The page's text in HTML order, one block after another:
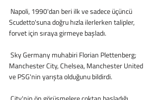
Scudetto'suna doğru hızla ilerlerken talipler,
forvet için sıraya girmeye başladı.
Manchester City, Chelsea, Manchester United
ve PSG'nin yarışta olduğunu bildirdi.